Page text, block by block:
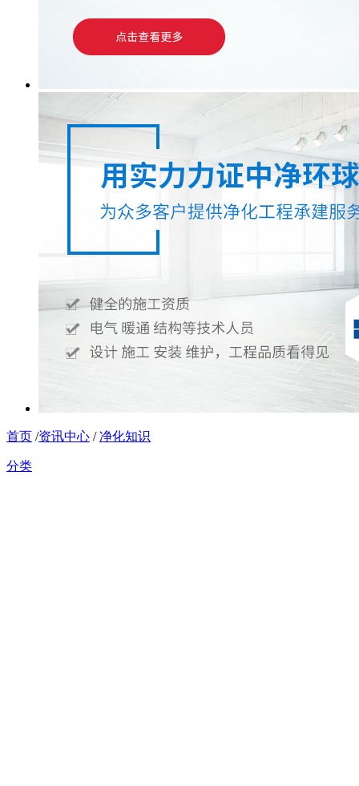
首页 /资讯中心 /净化知识
分类